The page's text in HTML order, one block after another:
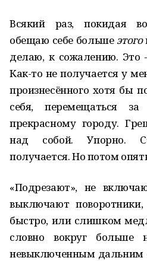
Всякий раз, покидая
обещаю себе больше этого
делаю, к сожалению. Это
Как-то не получается у
произнесённого хотя бы
себя, перемещаться
прекрасному городу.
над собой. Упорно.
получается. Но потом
«Подрезают», не
выключают
быстро, или слишком
словно вокруг больше
невыключенным дальним